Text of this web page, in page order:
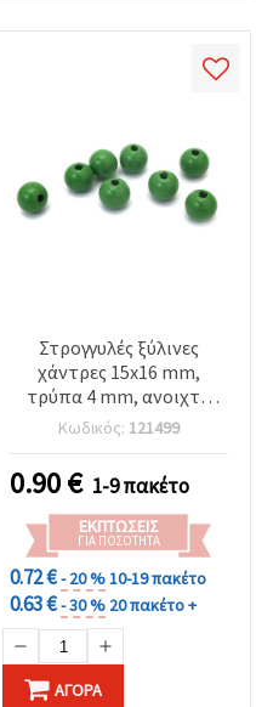
Στρογγυλές ξύλινες
χάντρες 15x16 mm,
τρύπα 4 mm, ανοιχτό
πράσινο - 20 τεμ.
Κωδικός: 121499
0.90€ 1-9 πακέτο
ΕΚΠΤΏΣΕΙΣ
ΓΙΑ ΠΟΣΌΤΗΤΑ
0.72 €- 20 %10-19 πακέτο
0.63 €- 30 % 20 πακέτο +
ΑΓΟΡΆ